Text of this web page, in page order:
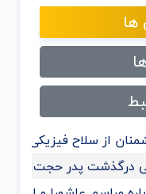
ها
از سلاح فیزیکی
درگذشت پدر